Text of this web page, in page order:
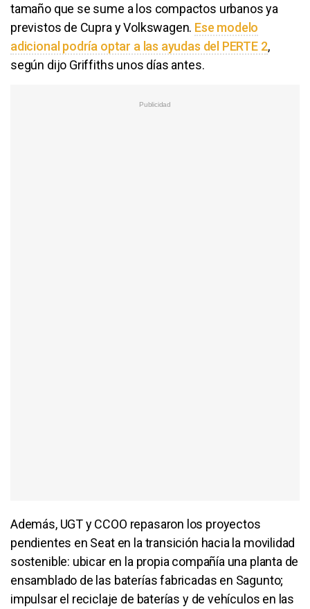
tamaño que se sume a los compactos urbanos ya
previstos de Cupra y Volkswagen. Ese modelo
adicional podría optar a las ayudas del PERTE 2,
según dijo Griffiths unos días antes.
Además, UGT y CCOO repasaron los proyectos
pendientes en Seat en la transición hacia la movilidad
sostenible: ubicar en la propia compañía una planta de
ensamblado de las baterías fabricadas en Sagunto;
impulsar el reciclaje de baterías y de vehículos en las